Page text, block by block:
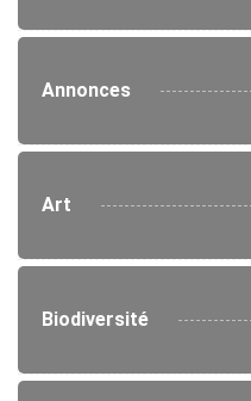
Annonces
Art
Biodiversité